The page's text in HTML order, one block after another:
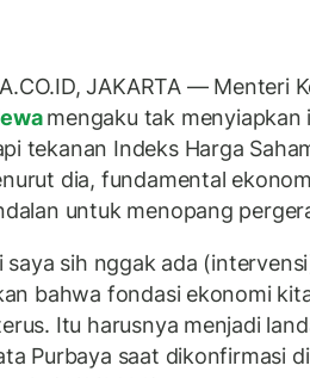
JAKARTA — Menteri
mengaku tak
tekanan Indeks Harga
dia, fundamental
untuk menopang
saya sih nggak ada
bahwa fondasi ekonomi
Itu harusnya menjadi
Purbaya saat dikonfirmasi